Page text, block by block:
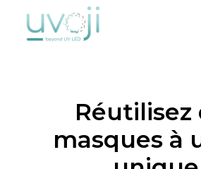
L’entrepriseRéutilisez
masques à